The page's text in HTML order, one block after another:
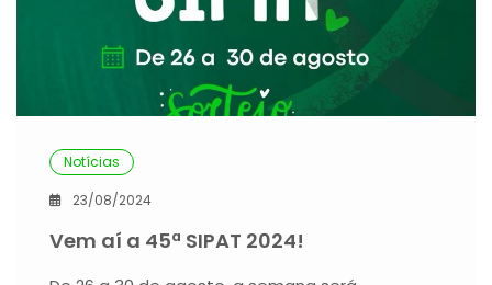
Notícias
23/08/2024
Vem aí a 45ª SIPAT 2024!